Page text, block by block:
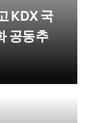
KDX 국
공동추